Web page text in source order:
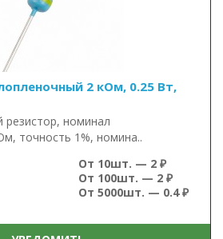
2 кОм, 0.25 Вт,
номинал
точность 1%, номина..
От 10шт. — 2 ₽
От 100шт. — 2 ₽
От 5000шт. — 0.4 ₽